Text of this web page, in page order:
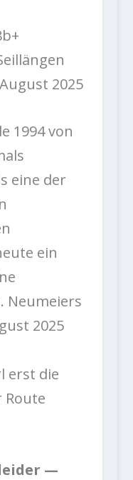
2025
1994 von
eine der
ein
Neumeiers
2025
erst die
Route
—